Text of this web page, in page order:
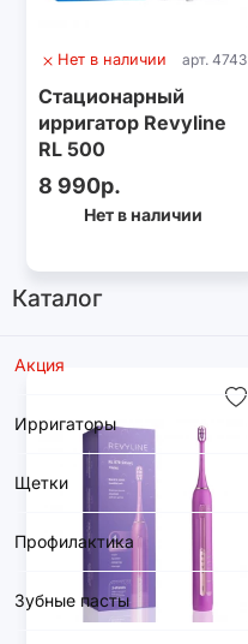
Каталог
Акция
Ирригаторы
Щетки
Профилактика
Зубные пасты
Нет в наличии арт. 4743
Стационарный
ирригатор Revyline
RL 500
8 990р.
Нет в наличии